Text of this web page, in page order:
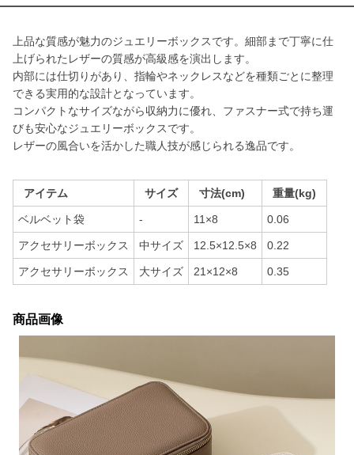
上品な質感が魅力のジュエリーボックスです。細部まで丁寧に仕
上げられたレザーの質感が高級感を演出します。
内部には仕切りがあり、指輪やネックレスなどを種類ごとに整理
できる実用的な設計となっています。
コンパクトなサイズながら収納力に優れ、ファスナー式で持ち運
びも安心なジュエリーボックスです。
レザーの風合いを活かした職人技が感じられる逸品です。
アイテム サイズ 寸法(cm) 重量(kg)
ベルベット袋 - 11×8 0.06
アクセサリーボックス 中サイズ 12.5×12.5×8 0.22
アクセサリーボックス 大サイズ 21×12×8 0.35
商品画像